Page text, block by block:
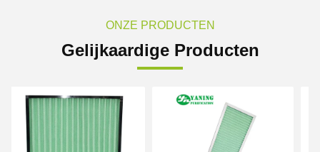
ONZE PRODUCTEN
Gelijkaardige Producten